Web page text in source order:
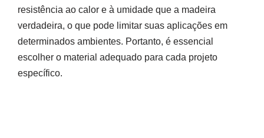
resistência ao calor e à umidade que a madeira
verdadeira, o que pode limitar suas aplicações em
determinados ambientes. Portanto, é essencial
escolher o material adequado para cada projeto
específico.